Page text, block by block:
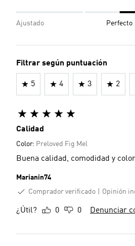
Ajustado Perfecto
Filtrar según puntuación
5 4 3 2
Calidad
Color: Preloved Fig Mel
Buena calidad, comodidad y
Marianin74
Comprador verificado
Opinión
¿Útil? 0 0 Denunciar